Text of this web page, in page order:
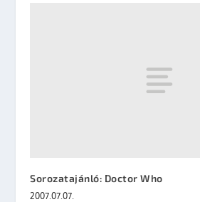
Sorozatajánló: Doctor Who
2007.07.07.